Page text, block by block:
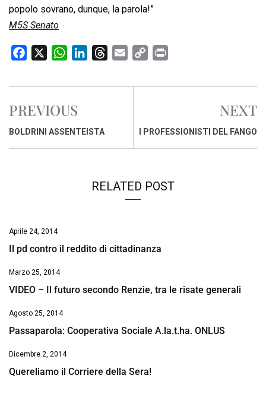
popolo sovrano, dunque, la parola!”
M5S Senato
c
b
o
W
a
s
A
n
d
r
a
p
i
i
PREVIOUS
BOLDRINI ASSENTEISTA
NEXT
I PROFESSIONISTI DEL FANGO
RELATED POST
Aprile 24, 2014
Il pd contro il reddito di cittadinanza
Marzo 25, 2014
VIDEO – Il futuro secondo Renzie, tra le risate generali
Agosto 25, 2014
Passaparola: Cooperativa Sociale A.la.t.ha. ONLUS
Dicembre 2, 2014
Quereliamo il Corriere della Sera!